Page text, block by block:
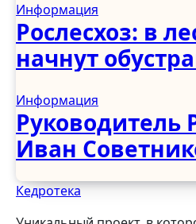
вредителей
Информация
Рослесхоз: в
начнут
рубки
Информация
Руководитель
Иван
развитие
хозяйства в
Кедротека